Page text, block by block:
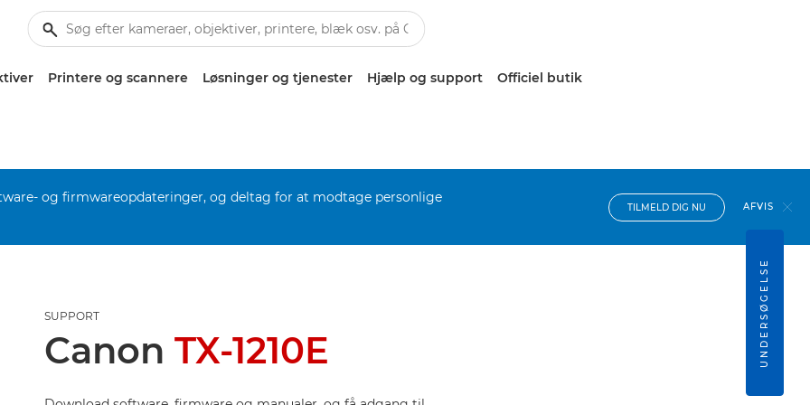
Printere og scannere Løsninger og tjenester Hjælp og support Officiel butik
og firmwareopdateringer, og deltag for at modtage personlige
TILMELD DIG NU AFVIS
SUPPORT
Canon TX-1210E UNDERSØGELSE